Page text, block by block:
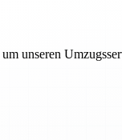
unseren